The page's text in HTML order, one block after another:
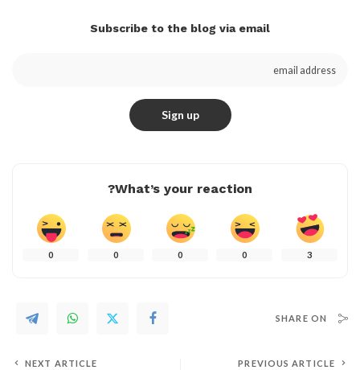
Subscribe to the blog via email
What’s your reaction?
3
0
0
0
0
SHARE ON
PREVIOUS ARTICLE
NEXT ARTICLE